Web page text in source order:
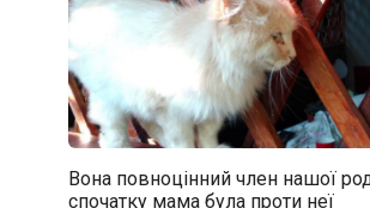
Вона повноцінний член нашої
спочатку мама була проти неї